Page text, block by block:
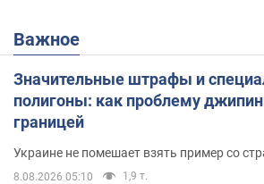
Важное
Значительные штрафы и
полигоны: как проблему
границей
Украине не помешает взять пример со
8.08.2026 05:10 1,9 т.